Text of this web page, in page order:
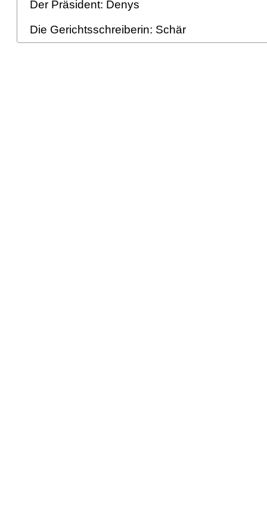
Der Präsident: Denys
Die Gerichtsschreiberin: Schär